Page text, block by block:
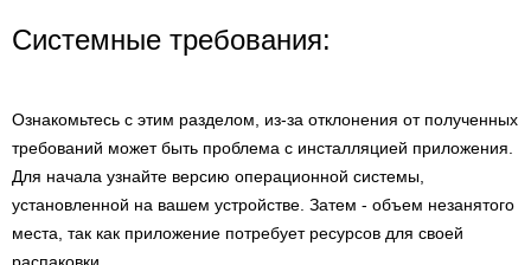
Системные требования:
Ознакомьтесь с этим разделом, из-за отклонения от полученных
требований может быть проблема с инсталляцией приложения.
Для начала узнайте версию операционной системы,
установленной на вашем устройстве. Затем - объем незанятого
места, так как приложение потребует ресурсов для своей